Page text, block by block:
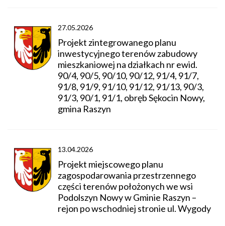
27.05.2026
Projekt zintegrowanego planu
inwestycyjnego terenów zabudowy
mieszkaniowej na działkach nr ewid.
90/4, 90/5, 90/10, 90/12, 91/4, 91/7,
91/8, 91/9, 91/10, 91/12, 91/13, 90/3,
91/3, 90/1, 91/1, obręb Sękocin Nowy,
gmina Raszyn
13.04.2026
Projekt miejscowego planu
zagospodarowania przestrzennego
części terenów położonych we wsi
Podolszyn Nowy w Gminie Raszyn –
rejon po wschodniej stronie ul. Wygody